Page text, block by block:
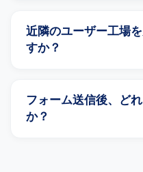
近隣のユーザー工場
すか？
フォーム送信後、ど
か？